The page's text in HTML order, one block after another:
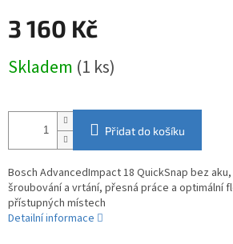
3 160 Kč
cena:
Skladem (1 ks)
Přidat do košíku
Bosch AdvancedImpact 18 QuickSnap bez
šroubování a vrtání, přesná práce a optimální
přístupných místech
Detailní informace